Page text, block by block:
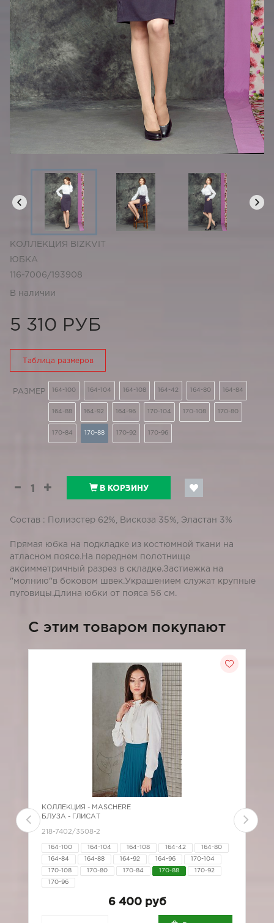
КОЛЛЕКЦИЯ BIZKVIT
ЮБКА
116-7006/193908
В наличии
5 310 РУБ
Таблица размеров
РАЗМЕР 164-100 164-104 164-108 164-42 164-80 164-84
164-88 164-92 164-96 170-104 170-108 170-80
170-84 170-88 170-92 170-96
В КОРЗИНУ
Состав : Полиэстер 62%, Вискоза 35%, Эластан 3%
Прямая юбка на подкладке из костюмной ткани на
атласном поясе.На переднем полотнище
аксимметричный разрез в складке.Застиежка на
"молнию"в боковом швек.Украшением служат крупные
пуговицы.Длина юбки от пояса 56 см.
C этим товаром покупают
КОЛЛЕКЦИЯ - MASCHERE
БЛУЗА - ГЛИСАТ
218-7402/3508-2
164-100 164-104 164-108 164-42 164-80
164-84 164-88 164-92 164-96 170-104
170-108 170-80 170-84 170-88 170-92
170-96
6 400 руб